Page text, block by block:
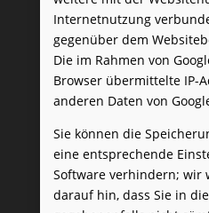
Internetnutzung
gegenüber dem
Die im Rahmen von
Browser übermittelte IP-
anderen Daten von
Sie können die
eine entsprechende
Software verhindern; wir
darauf hin, dass Sie in